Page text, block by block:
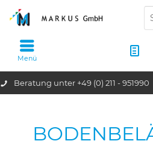
Beratung unter +49 (0) 211 - 951990
Menü